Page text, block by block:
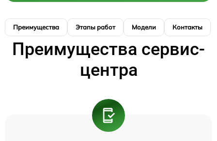
Преимущества Этапы работ Модели Контакты
Преимущества сервис-
центра